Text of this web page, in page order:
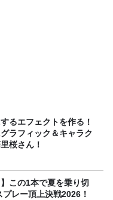
るエフェクトを作る！
ラフィック＆キャラク
桜さん！
】この1本で夏を乗り切
レー頂上決戦2026！